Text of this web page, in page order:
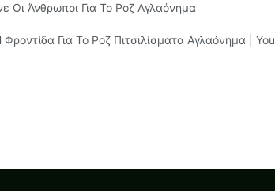
Οι Άνθρωποι Για Το Ροζ Αγλαόνημα
Φροντίδα Για Το Ροζ Πιτσιλίσματα Αγλαόνημα |